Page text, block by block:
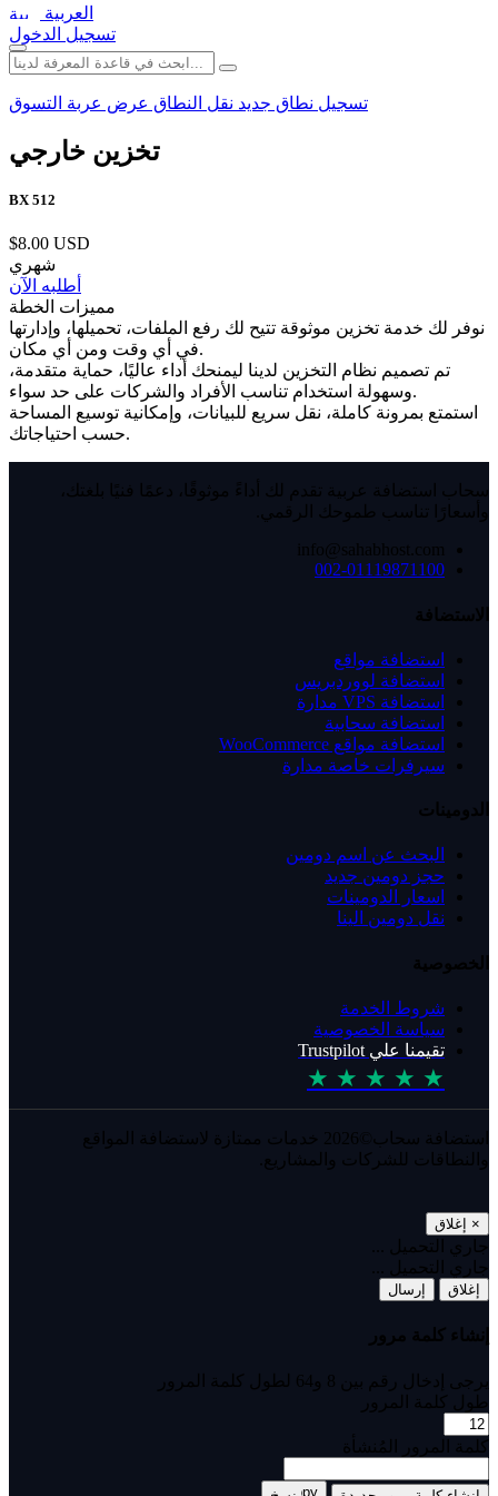
العربية
تسجيل الدخول
تسجيل نطاق جديد نقل النطاق عرض عربة التسوق
تخزين خارجي
BX 512
$8.00 USD
شهري
أطلبه الآن
مميزات الخطة
نوفر لك خدمة تخزين موثوقة تتيح لك رفع الملفات، تحميلها، وإدارتها
في أي وقت ومن أي مكان.
تم تصميم نظام التخزين لدينا ليمنحك أداء عاليًا، حماية متقدمة،
وسهولة استخدام تناسب الأفراد والشركات على حد سواء.
استمتع بمرونة كاملة، نقل سريع للبيانات، وإمكانية توسيع المساحة
حسب احتياجاتك.
سحاب استضافة عربية تقدم لك أداءً موثوقًا، دعمًا فنيًا بلغتك،
وأسعارًا تناسب طموحك الرقمي.
info@sahabhost.com
002-01119871100
الاستضافة
استضافة مواقع
استضافة لووردبريس
استضافة VPS مدارة
استضافة سحابية
استضافة مواقع WooCommerce
سيرفرات خاصة مدارة
الدومينات
البحث عن اسم دومين
حجز دومين جديد
اسعار الدومينات
نقل دومين الينا
الخصوصية
شروط الخدمة
سياسة الخصوصية
تقيمنا علي Trustpilot
★ ★ ★ ★ ★
استضافة سحاب©2026 خدمات ممتازة لاستضافة المواقع
والنطاقات للشركات والمشاريع.
× إغلاق
جاري التحميل ...
جاري التحميل ...
إغلاق إرسال
إنشاء كلمة مرور
يرجى إدخال رقم بين 8 و64 لطول كلمة المرور
طول كلمة المرور
كلمة المرور المُنشأة